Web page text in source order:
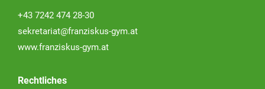
+43 7242 474 28-30
sekretariat@franziskus-gym.at
www.franziskus-gym.at
Rechtliches